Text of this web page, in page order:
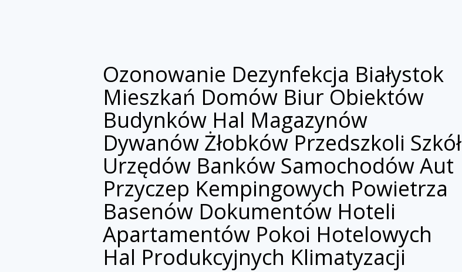
Ozonowanie Dezynfekcja Białystok
Mieszkań Domów Biur Obiektów
Budynków Hal Magazynów
Dywanów Żłobków Przedszkoli Szkół
Urzędów Banków Samochodów Aut
Przyczep Kempingowych Powietrza
Basenów Dokumentów Hoteli
Apartamentów Pokoi Hotelowych
Hal Produkcyjnych Klimatyzacji